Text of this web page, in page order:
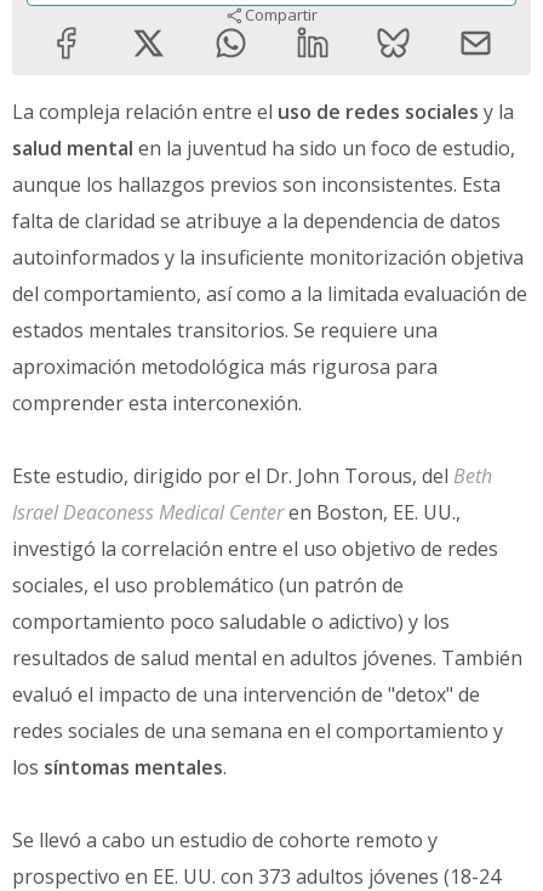
Compartir
La compleja relación entre el uso de redes sociales y la
salud mental en la juventud ha sido un foco de estudio,
aunque los hallazgos previos son inconsistentes. Esta
falta de claridad se atribuye a la dependencia de datos
autoinformados y la insuficiente monitorización objetiva
del comportamiento, así como a la limitada evaluación de
estados mentales transitorios. Se requiere una
aproximación metodológica más rigurosa para
comprender esta interconexión.
Este estudio, dirigido por el Dr. John Torous, del Beth
Israel Deaconess Medical Centeren Boston, EE. UU.,
investigó la correlación entre el uso objetivo de redes
sociales, el uso problemático (un patrón de
comportamiento poco saludable o adictivo) y los
resultados de salud mental en adultos jóvenes. También
evaluó el impacto de una intervención de "detox" de
redes sociales de una semana en el comportamiento y
los síntomas mentales.
Se llevó a cabo un estudio de cohorte remoto y
prospectivo en EE. UU. con 373 adultos jóvenes (18-24